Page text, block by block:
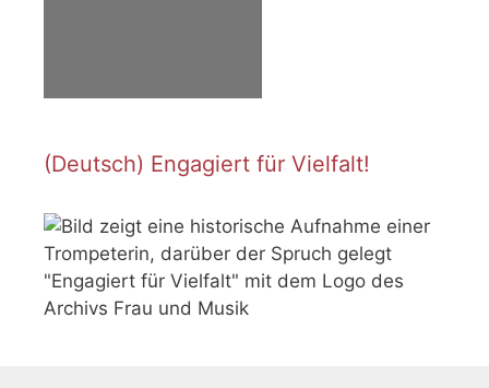
(Deutsch) Engagiert für Vielfalt!